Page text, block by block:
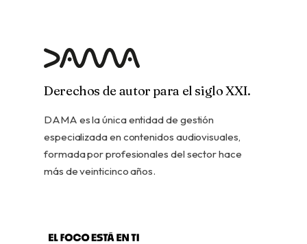
Derechos de autor para el siglo XXI.
DAMA es la única entidad de gestión
especializada en contenidos audiovisuales,
formada por profesionales del sector hace
más de veinticinco años.